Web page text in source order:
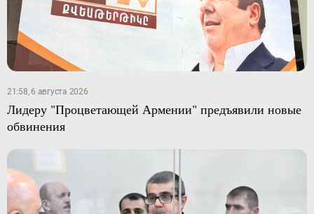
21:58, 6 августа 2026
Лидеру "Процветающей Армении" предъявили новые
обвинения